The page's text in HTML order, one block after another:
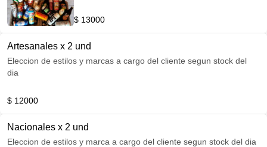
$ 13000
Artesanales x 2 und
Eleccion de estilos y marcas a cargo del cliente segun stock del
dia
$ 12000
Nacionales x 2 und
Eleccion de estilos y marca a cargo del cliente segun stock del dia